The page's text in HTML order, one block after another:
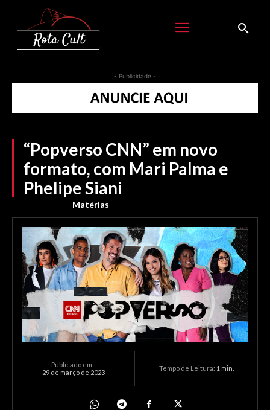
- Publicidade -
“Popverso CNN” em novo
formato, com Mari Palma e
Phelipe Siani
Matérias
Publicado em:
29 de março de 2023
Tempo de Leitura: 1 min.